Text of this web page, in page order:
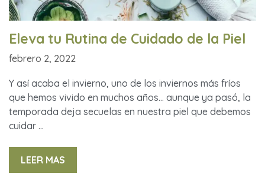
Eleva tu Rutina de Cuidado de la Piel
febrero 2, 2022
Y así acaba el invierno, uno de los inviernos más fríos
que hemos vivido en muchos años… aunque ya pasó, la
temporada deja secuelas en nuestra piel que debemos
cuidar …
LEER MAS